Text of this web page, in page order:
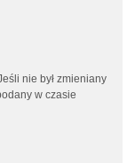
nie był zmieniany
w czasie